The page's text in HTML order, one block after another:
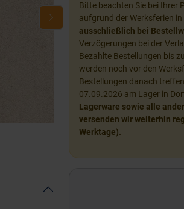
Bitte beachten Sie bei Ihrer
aufgrund der Werksferien
ausschließlich bei
Verzögerungen bei der
Bezahlte Bestellungen bis
werden noch vor den
Bestellungen danach
07.09.2026 am Lager in
Lagerware sowie alle
versenden wir weiterhin
Werktage).